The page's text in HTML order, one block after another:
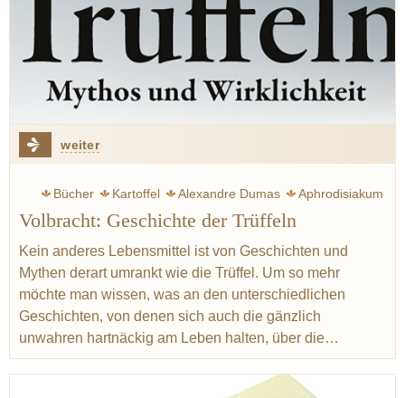
weiter
Bücher Kartoffel Alexandre Dumas
Aphrodisiakum
Ralf Bos
Dumaine, Jean-Marie
Volbracht: Geschichte der Trüffeln
Kein anderes Lebensmittel ist von Geschichten und
Mythen derart umrankt wie die Trüffel. Um so mehr
möchte man wissen, was an den unterschiedlichen
Geschichten, von denen sich auch die gänzlich
unwahren hartnäckig am Leben halten, über die…